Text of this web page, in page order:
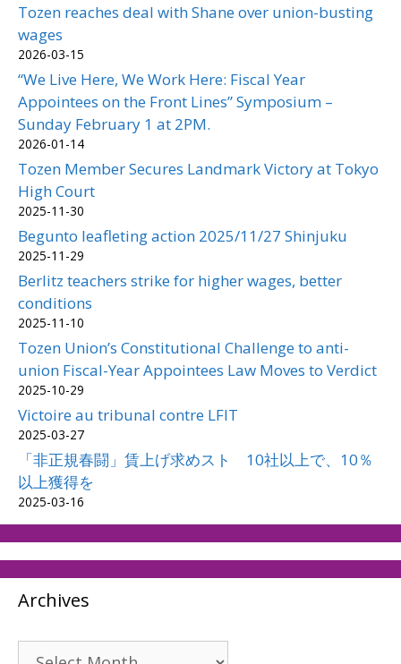
Tozen reaches deal with Shane over union-busting
wages
2026-03-15
“We Live Here, We Work Here: Fiscal Year
Appointees on the Front Lines” Symposium –
Sunday February 1 at 2PM.
2026-01-14
Tozen Member Secures Landmark Victory at Tokyo
High Court
2025-11-30
Begunto leafleting action 2025/11/27 Shinjuku
2025-11-29
Berlitz teachers strike for higher wages, better
conditions
2025-11-10
Tozen Union’s Constitutional Challenge to anti-
union Fiscal-Year Appointees Law Moves to Verdict
2025-10-29
Victoire au tribunal contre LFIT
2025-03-27
「非正規春闘」賃上げ求めスト 10社以上で、10％
以上獲得を
2025-03-16
Archives
Archives